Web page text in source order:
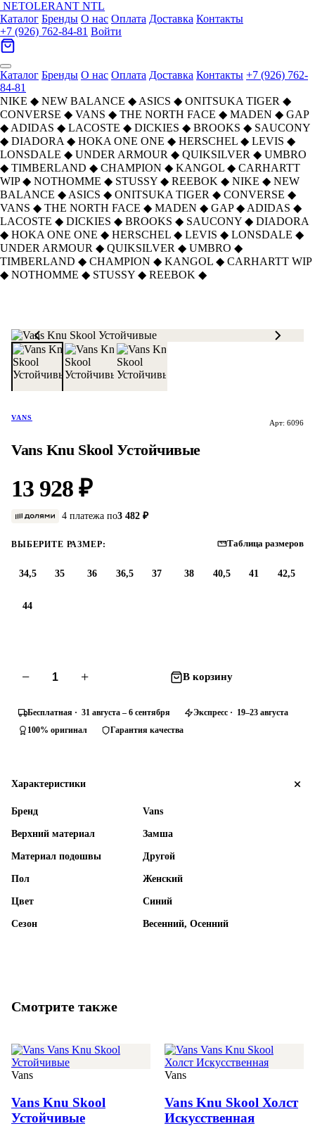
NETOLERANT NTL
Каталог Бренды О нас Оплата Доставка Контакты
+7 (926) 762-84-81 Войти
Каталог Бренды О нас Оплата Доставка Контакты +7 (926) 762-
84-81
NIKE ◆ NEW BALANCE ◆ ASICS ◆ ONITSUKA TIGER ◆
CONVERSE ◆ VANS ◆ THE NORTH FACE ◆ MADEN ◆ GAP
◆ ADIDAS ◆ LACOSTE ◆ DICKIES ◆ BROOKS ◆ SAUCONY
◆ DIADORA ◆ HOKA ONE ONE ◆ HERSCHEL ◆ LEVIS ◆
LONSDALE ◆ UNDER ARMOUR ◆ QUIKSILVER ◆ UMBRO
◆ TIMBERLAND ◆ CHAMPION ◆ KANGOL ◆ CARHARTT
WIP ◆ NOTHOMME ◆ STUSSY ◆ REEBOK ◆ NIKE ◆ NEW
BALANCE ◆ ASICS ◆ ONITSUKA TIGER ◆ CONVERSE ◆
VANS ◆ THE NORTH FACE ◆ MADEN ◆ GAP ◆ ADIDAS ◆
LACOSTE ◆ DICKIES ◆ BROOKS ◆ SAUCONY ◆ DIADORA
◆ HOKA ONE ONE ◆ HERSCHEL ◆ LEVIS ◆ LONSDALE ◆
UNDER ARMOUR ◆ QUIKSILVER ◆ UMBRO ◆
TIMBERLAND ◆ CHAMPION ◆ KANGOL ◆ CARHARTT WIP
◆ NOTHOMME ◆ STUSSY ◆ REEBOK ◆
VANS
Арт: 6096
Vans Knu Skool Устойчивые
13 928 ₽
4 платежа по3 482 ₽
ВЫБЕРИТЕ РАЗМЕР: Таблица размеров
34,5 35 36 36,5 37 38 40,5 41 42,5
44
− + В корзину
Бесплатная · 31 августа – 6 сентября
Экспресс · 19–23 августа
100% оригинал
Гарантия качества
Характеристики
Бренд Vans
Верхний материал Замша
Материал подошвы Другой
Пол Женский
Цвет Синий
Сезон Весенний, Осенний
Смотрите также
Vans
Vans Knu Skool
Устойчивые
Vans
Vans Knu Skool Холст
Искусственная